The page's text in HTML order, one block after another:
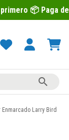
después con

Enmarcado Larry Bird